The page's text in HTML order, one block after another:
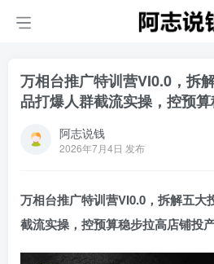
万相台推广特训营VI0.0，拆
品打爆人群截流实操，控预
阿志说钱
2026年7月4日 发布
万相台推广特训营VI0.0，拆解五大
截流实操，控预算稳步拉高店铺投